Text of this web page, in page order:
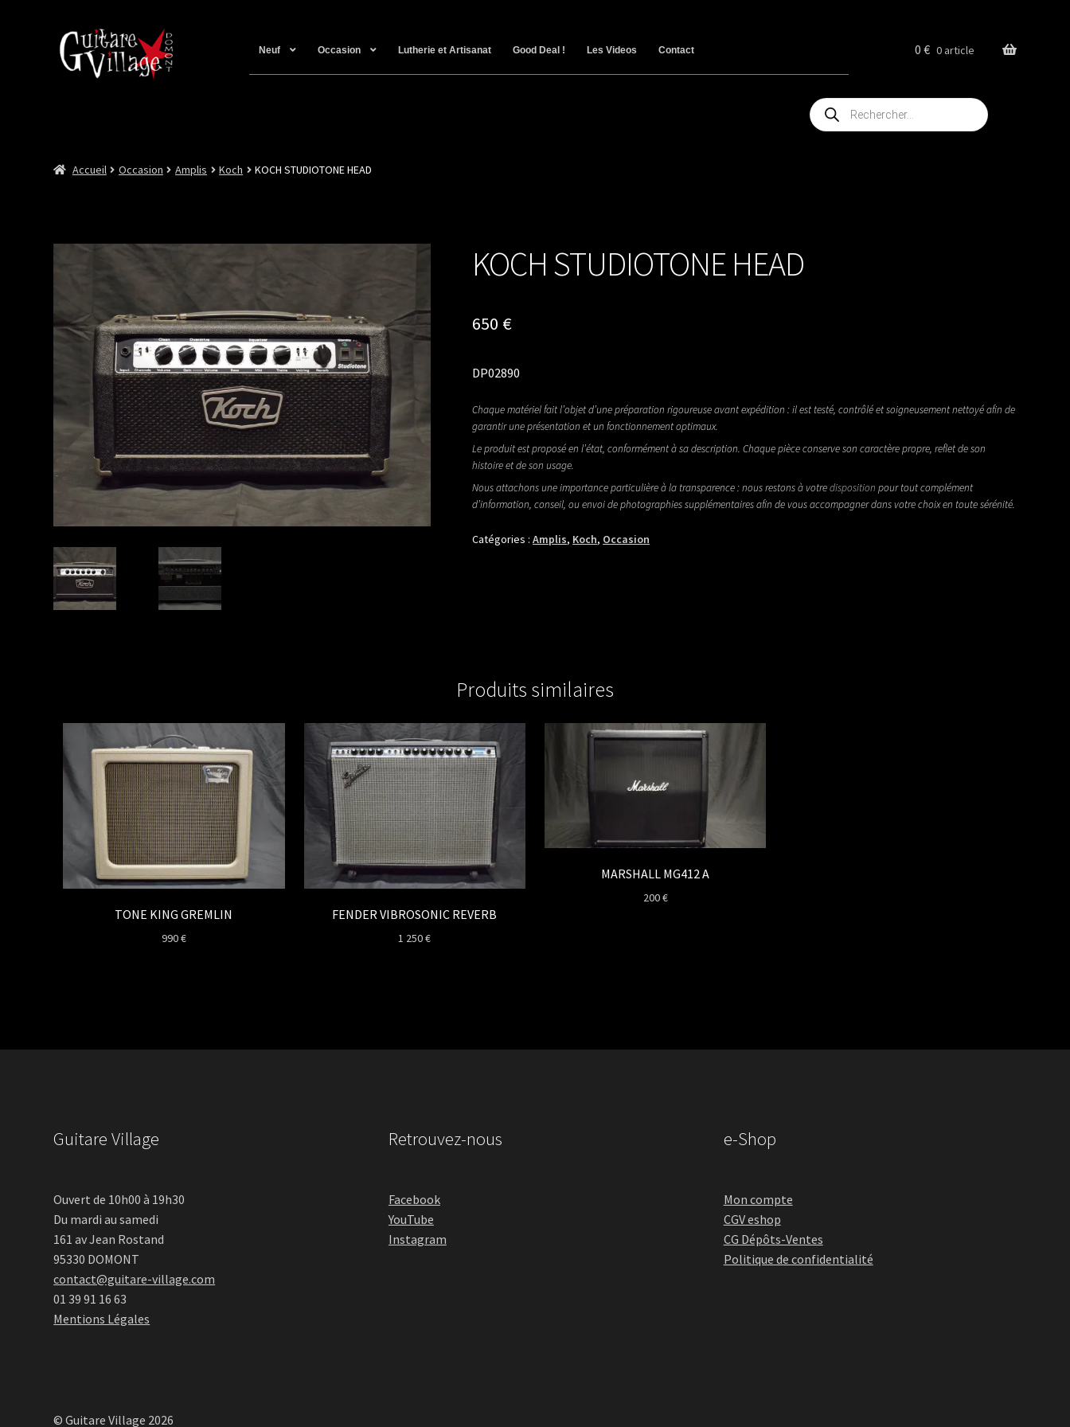
Neuf Occasion Lutherie et Artisanat Good Deal ! Les Videos Contact 0€ 0 article
Recherche
de
produits
Accueil Occasion Amplis Koch KOCH STUDIOTONE HEAD
KOCH STUDIOTONE HEAD
650 €
DP02890
Chaque matériel fait l’objet d’une préparation rigoureuse avant expédition : il est testé, contrôlé et soigneusement nettoyé afin de
garantir une présentation et un fonctionnement optimaux.
Le produit est proposé en l’état, conformément à sa description. Chaque pièce conserve son caractère propre, reflet de son
histoire et de son usage.
Nous attachons une importance particulière à la transparence : nous restons à votredisposition pour tout complément
d’information, conseil, ou envoi de photographies supplémentaires afin de vous accompagner dans votre choix en toute sérénité.
Catégories :Amplis, Koch, Occasion
Produits similaires
TONE KING GREMLIN
990€
FENDER VIBROSONIC REVERB
1 250€
MARSHALL MG412 A
200€
Guitare Village
Ouvert de 10h00 à 19h30
Du mardi au samedi
161 av Jean Rostand
95330 DOMONT
contact@guitare-village.com
01 39 91 16 63
Mentions Légales
Retrouvez-nous
Facebook
YouTube
Instagram
e-Shop
Mon compte
CGV eshop
CG Dépôts-Ventes
Politique de confidentialité
© Guitare Village 2026